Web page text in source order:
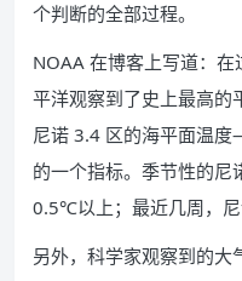
个判断的全部过程。
NOAA 在博客上写道：
平洋观察到了史上最高的
尼诺 3.4 区的海平面温
的一个指标。季节性的尼
0.5℃以上；最近几周，
另外，科学家观察到的大